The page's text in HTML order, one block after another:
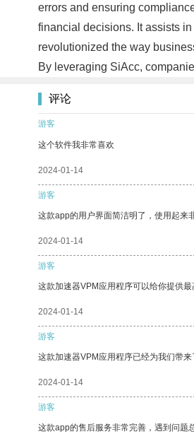
errors and ensuring
financial decisions. It assists
revolutionized the way
By leveraging SiAcc,
评论
游客
这个软件我非常喜欢
2024-01-14
游客
这款app的用户界面简洁明了，使用起来
2024-01-14
游客
这款加速器VPM应用程序可以给你提供
2024-01-14
游客
这款加速器VPM应用程序已经为我们带来
2024-01-14
游客
这款app的售后服务非常完善，遇到问题